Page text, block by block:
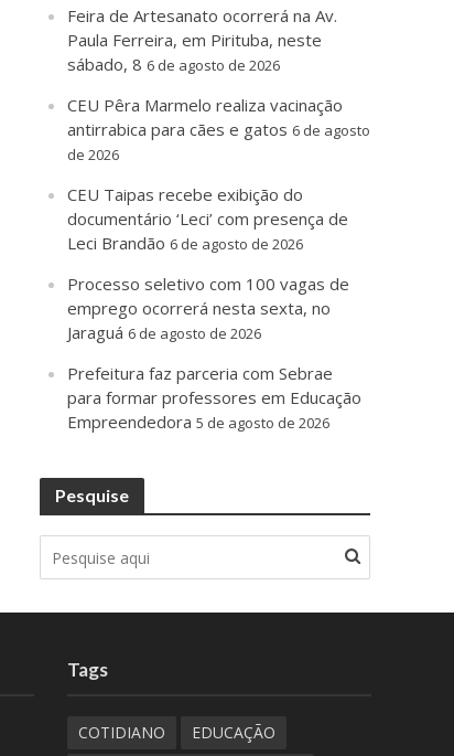
Feira de Artesanato ocorrerá na Av.
Paula Ferreira, em Pirituba, neste
sábado, 8 6 de agosto de 2026
CEU Pêra Marmelo realiza vacinação
antirrabica para cães e gatos 6 de agosto
de 2026
CEU Taipas recebe exibição do
documentário ‘Leci’ com presença de
Leci Brandão 6 de agosto de 2026
Processo seletivo com 100 vagas de
emprego ocorrerá nesta sexta, no
Jaraguá 6 de agosto de 2026
Prefeitura faz parceria com Sebrae
para formar professores em Educação
Empreendedora 5 de agosto de 2026
Pesquise
Tags
COTIDIANO EDUCAÇÃO